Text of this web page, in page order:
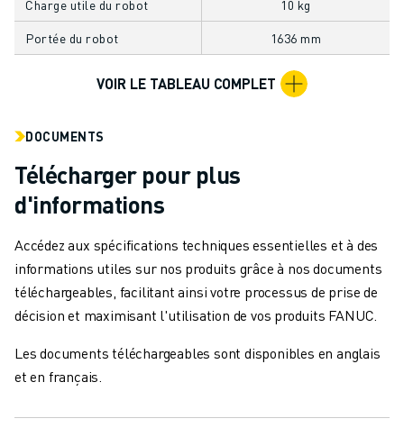
MANUTENTION
PEINTURE
PALETTISATION
SOUDAGE PAR POINTS
DÉCOUPAGE PAR FIL EDM
SERVICE CLIENTÈLE
SERVICE CLIENTÈLE
TERRAIN ET MAINTENANCE
SUPPORT TECHNIQUE À DISTANCE
PIÈCES DE RECHANGE
REMISE À NEUF
CENTRE DE TÉLÉCHARGEMENT " MYFANUC
FORMATION ET ÉDUCATION
Charge utile du robot 10 kg
Portée du robot 1636 mm
VOIR LE TABLEAU COMPLET
DOCUMENTS
Télécharger pour plus
d'informations
Accédez aux spécifications techniques essentielles et à des
informations utiles sur nos produits grâce à nos documents
téléchargeables, facilitant ainsi votre processus de prise de
décision et maximisant l'utilisation de vos produits FANUC.
Les documents téléchargeables sont disponibles en anglais
et en français.